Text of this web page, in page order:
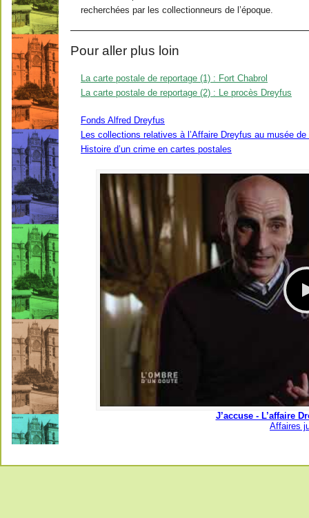
recherchées par les collectionneurs de l’époque.
Pour aller plus loin
La carte postale de reportage (1) : Fort Chabrol
La carte postale de reportage (2) : Le procès Dreyfus
Fonds Alfred Dreyfus
Les collections relatives à l’Affaire Dreyfus au musée
Histoire d’un crime en cartes postales
J’accuse - L’affaire
Affaires